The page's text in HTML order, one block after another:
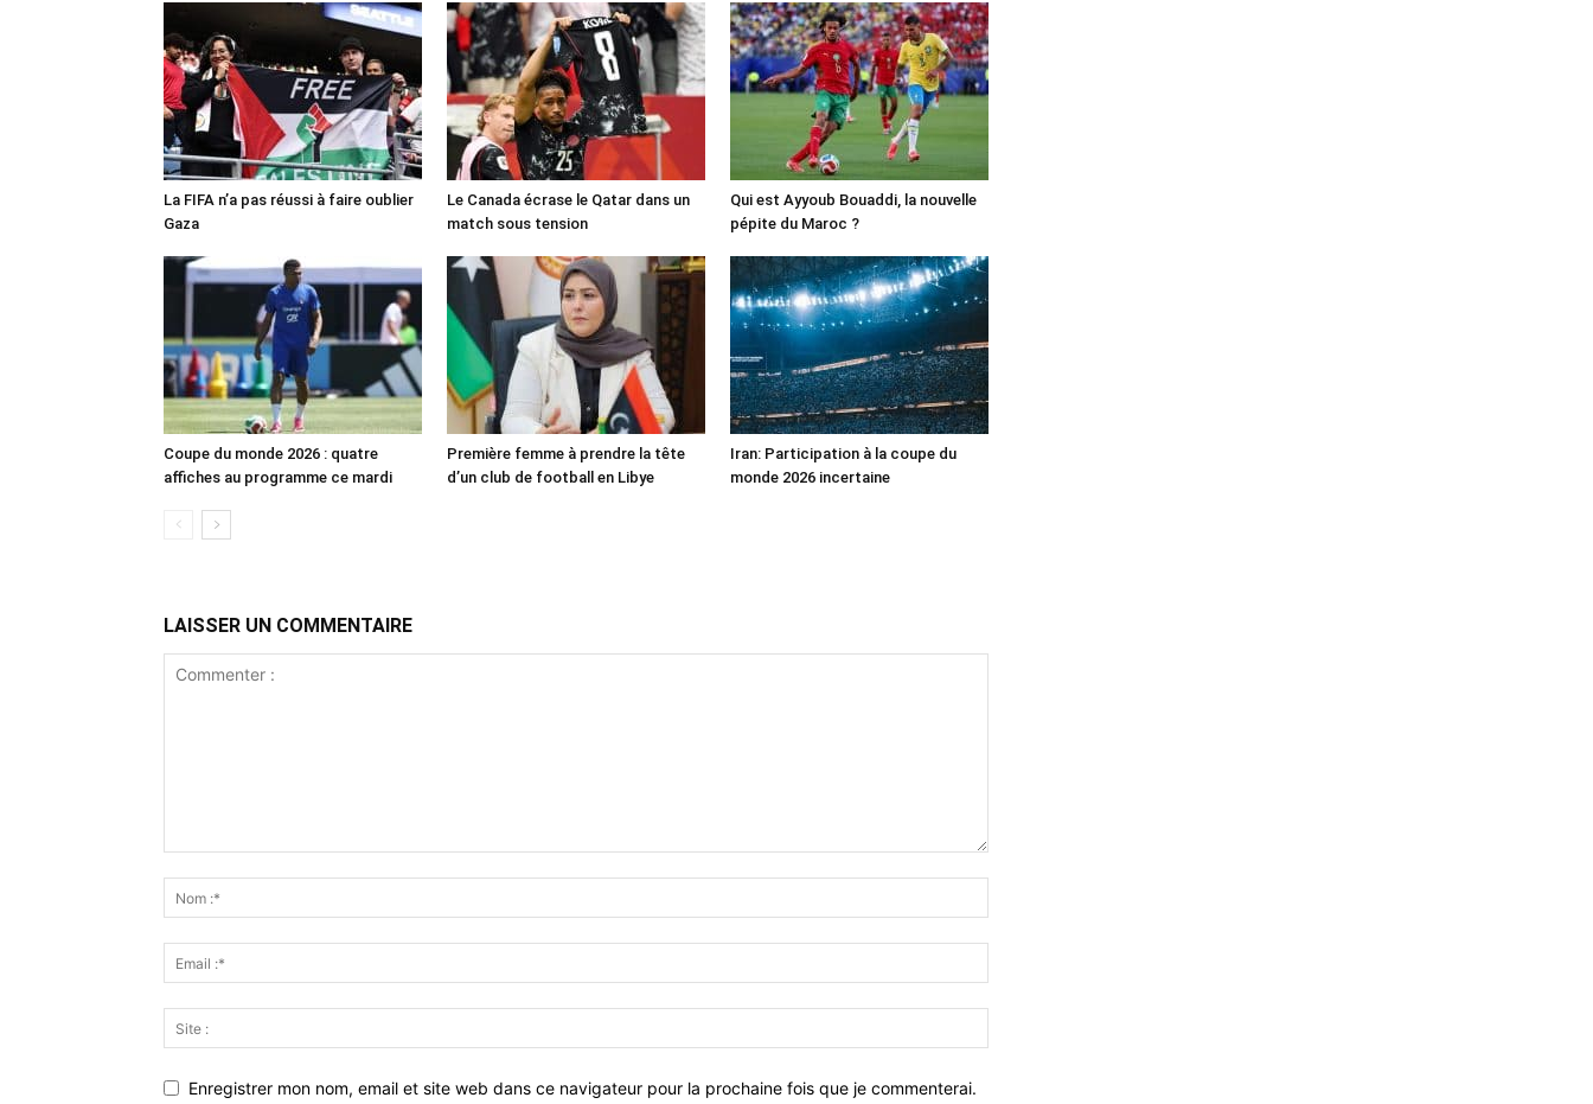
La FIFA n’a pas réussi à faire oublier
Gaza
Le Canada écrase le Qatar dans un
match sous tension
Qui est Ayyoub Bouaddi, la nouvelle
pépite du Maroc ?
Coupe du monde 2026 : quatre
affiches au programme ce mardi
Première femme à prendre la tête
d’un club de football en Libye
Iran: Participation à la coupe du
monde 2026 incertaine
LAISSER UN COMMENTAIRE
Enregistrer mon nom, email et site web dans ce navigateur pour la prochaine fois que je commenterai.